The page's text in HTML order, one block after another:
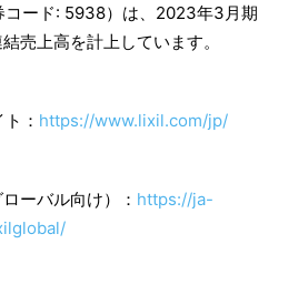
コード: 5938）は、2023年3月期
売上高を計上しています。
： https://www.lixil.com/jp/
ーバル向け）： https://ja-